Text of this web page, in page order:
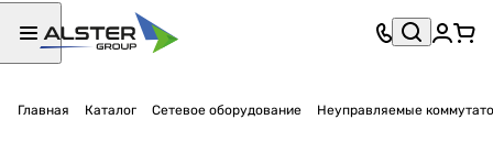
Главная Каталог Сетевое оборудование Неуправляемые